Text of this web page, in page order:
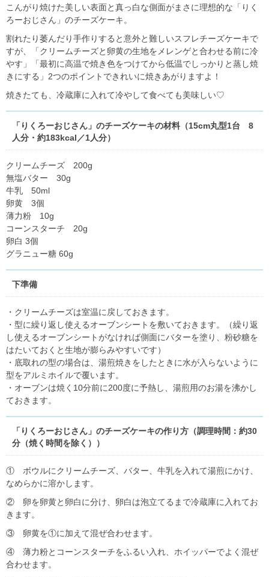
こんがり焼けた美しい表面と真っ白な側面がまさに理想的な「りく
ろーおじさん」のチーズケーキ。
割れたり萎んだり手作りすると意外と難しいスフレチーズケーキで
すが、「クリームチーズと卵黄の生地をメレンゲと合わせる前に冷
やす」「最初に高温で焼き色をつけてから低温でしっかりと蒸し焼
きにする」2つのポイントできれいに焼きあがりますよ！
焼きたても、冷蔵庫に入れて冷やして食べても美味しい♡
「りくろーおじさん」のチーズケーキの材料（15cm丸型1台 8
人分・約183kcal／1人分）
クリームチーズ 200g
無塩バター 30g
牛乳 50ml
卵黄 3個
薄力粉 10g
コーンスターチ 20g
卵白 3個
グラニュー糖 60g
下準備
・クリームチーズは室温に戻しておきます。
・型に繰り返し使えるオーブンシートを敷いておきます。（繰り返
し使えるオーブンシートがなければ側面にバターを塗り、粉砂糖を
はたいておくと生地が膨らみやすいです）
・底取れの型の場合は、湯煎焼きをしたときに水が入らないように
型をアルミホイルで覆います。
・オーブンは焼く10分前に200度に予熱し、湯煎用のお湯を沸かし
ておきます。
「りくろーおじさん」のチーズケーキの作り方（調理時間：約30
分（焼く時間を除く））
① ボウルにクリームチーズ、バター、牛乳を入れて湯煎にかけ、
なめらかに溶かします。
② 卵を卵黄と卵白に分け、卵白は泡立てるまで冷蔵庫に入れてお
きます。
③ 卵黄を①に加えて混ぜ合わせます。
④ 薄力粉とコーンスターチをふるい入れ、ホイッパーでよく混ぜ
合わせます。